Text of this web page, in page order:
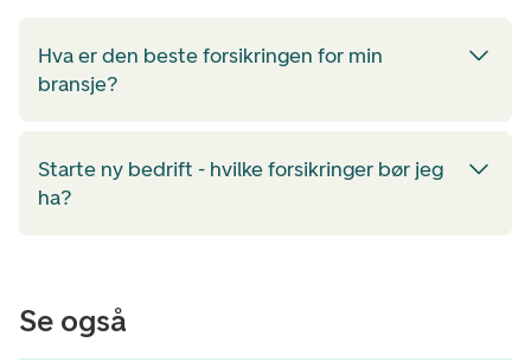
Hva er den beste forsikringen for min
bransje?
Starte ny bedrift - hvilke forsikringer bør jeg
ha?
Se også